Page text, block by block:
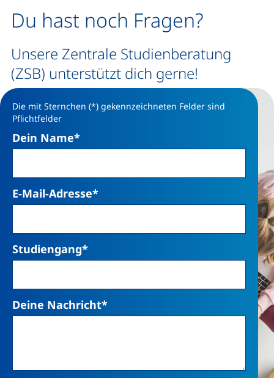
Du hast noch Fragen?
Unsere Zentrale Studienberatung
(ZSB) unterstützt dich gerne!
Die mit Sternchen (*) gekennzeichneten Felder sind
Pflichtfelder
Dein Name*
E-Mail-Adresse*
Studiengang*
Deine Nachricht*